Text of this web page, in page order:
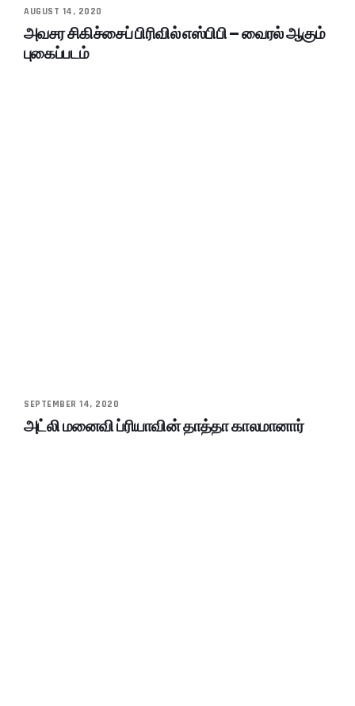
AUGUST 14, 2020
அவசர சிகிச்சைப் பிரிவில் எஸ்பிபி – வைரல் ஆகும்
புகைப்படம்
SEPTEMBER 14, 2020
அட்லி மனைவி ப்ரியாவின் தாத்தா காலமானார்